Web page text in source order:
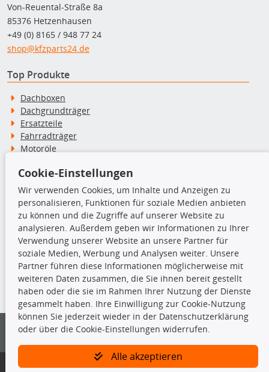
Von-Reuental-Straße 8a
85376 Hetzenhausen
+49 (0) 8165 / 948 77 24
shop@kfzparts24.de
Top Produkte
Dachboxen
Dachgrundträger
Ersatzteile
Fahrradträger
Motoröle
Schneeketten
TecDoc Inside
Die hier angezeigten Daten insbesondere die gesamte Datenbank dürfen
nicht kopiert werden.
Es ist zu unterlassen, die Daten oder die gesamte Datenbank ohne
vorherige Zustimmung von TecDoc zu vervielfältigen, zu verbreiten
und/oder diese Handlungen durch Dritte ausführen zu lassen. Ein
Bitte prüfen Sie, ob das über unseren Onlineshop identifizierte Ersatzteil
Cookie-Einstellungen
Wir verwenden Cookies, um Inhalte und Anzeigen zu
personalisieren, Funktionen für soziale Medien anbieten
zu können und die Zugriffe auf unserer Website zu
analysieren. Außerdem geben wir Informationen zu Ihrer
Verwendung unserer Website an unsere Partner für
soziale Medien, Werbung und Analysen weiter. Unsere
Partner führen diese Informationen möglicherweise mit
weiteren Daten zusammen, die Sie ihnen bereit gestellt
haben oder die sie im Rahmen Ihrer Nutzung der Dienste
gesammelt haben. Ihre Einwilligung zur Cookie-Nutzung
können Sie jederzeit wieder in der Datenschutzerklärung
oder über die Cookie-Einstellungen widerrufen.
Alle akzeptieren